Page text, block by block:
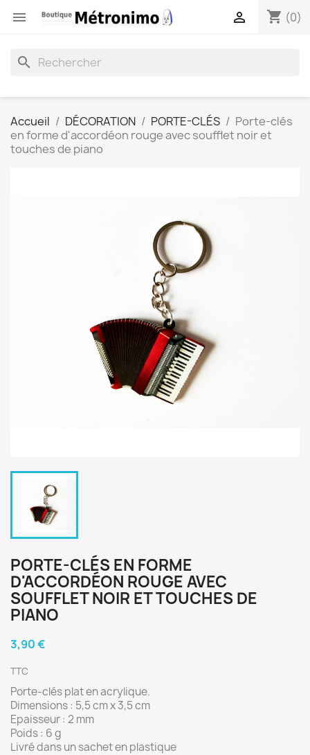
 shopping_cart (0)

search
Accueil DÉCORATION PORTE-CLÉS
Porte-clés
en forme d'accordéon rouge avec soufflet noir et
touches de piano
PORTE-CLÉS EN FORME
D'ACCORDÉON ROUGE AVEC
SOUFFLET NOIR ET TOUCHES DE
PIANO
3,90 €
TTC
Porte-clés plat en acrylique.
Dimensions : 5,5 cm x 3,5 cm
Epaisseur : 2 mm
Poids : 6 g
Livré dans un sachet en plastique